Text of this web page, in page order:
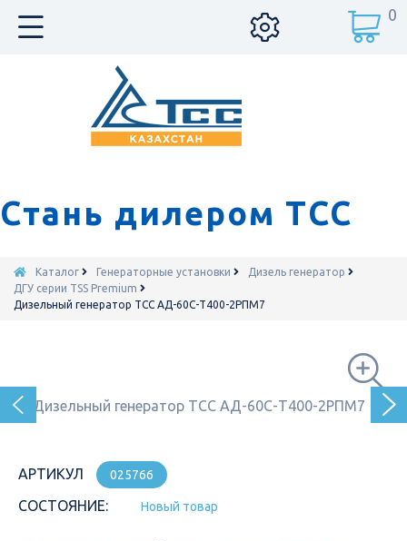
Стань дилером ТСС
0
Каталог Генераторные установки
Дизель генератор
ДГУ серии TSS Premium
Дизельный генератор ТСС АД-60С-Т400-2РПМ7
АРТИКУЛ 025766
СОСТОЯНИЕ: Новый товар